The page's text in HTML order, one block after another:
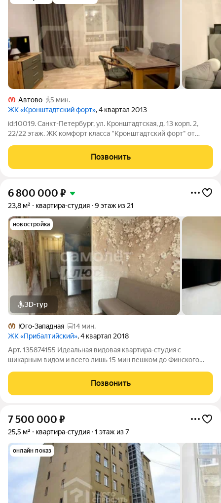
Автово
5 мин.
ЖК «Кронштадтский форт», 4 квартал 2013
id:10019. Санкт-Петербург, ул. Кронштадтская, д. 13 корп. 2,
22/22 этаж. ЖК комфорт класса "Кронштадтский форт" от
современным технологиям. Придомовая территория
огорожена. Отличная детская площадка.
Позвонить
6 800 000 ₽
23,8 м² квартира-студия 9 этаж из 21
новостройка
3D-тур
Юго-Западная
14 мин.
ЖК «Прибалтийский», 4 квартал 2018
Арт. 135874155 Идеальная видовая квартира-студия с
шикарным видом и всего лишь 15 мин пешком до Финского
Вашей Жизни с «САМОЛЕТ ПЛЮС»! Мечтаете о собственном
уютном уголке в Санкт-Петербурге? Мы
Позвонить
7 500 000 ₽
25,5 м² квартира-студия 1 этаж из 7
онлайн показ